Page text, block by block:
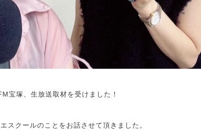
宝塚、生放送取材を受けました！
スクールのことをお話させて頂きました。